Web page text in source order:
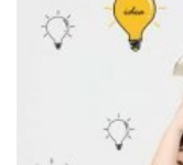
BIAYA LES